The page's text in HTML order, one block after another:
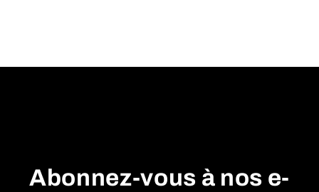
é
Abonnez-vous à nos e-